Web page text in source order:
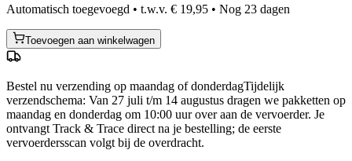
Automatisch toegevoegd • t.w.v. € 19,95 • Nog 23 dagen
Toevoegen aan winkelwagen
Bestel nu verzending op maandag of donderdagTijdelijk
verzendschema: Van 27 juli t/m 14 augustus dragen we pakketten op
maandag en donderdag om 10:00 uur over aan de vervoerder. Je
ontvangt Track & Trace direct na je bestelling; de eerste
vervoerdersscan volgt bij de overdracht.